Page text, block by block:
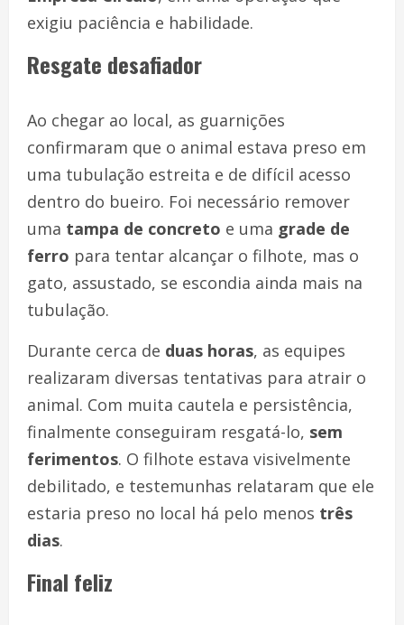
exigiu paciência e habilidade.
Resgate desafiador
Ao chegar ao local, as guarnições
confirmaram que o animal estava preso em
uma tubulação estreita e de difícil acesso
dentro do bueiro. Foi necessário remover
uma tampa de concreto e uma grade de
ferro para tentar alcançar o filhote, mas o
gato, assustado, se escondia ainda mais na
tubulação.
Durante cerca de duas horas, as equipes
realizaram diversas tentativas para atrair o
animal. Com muita cautela e persistência,
finalmente conseguiram resgatá-lo, sem
ferimentos. O filhote estava visivelmente
debilitado, e testemunhas relataram que ele
estaria preso no local há pelo menos três
dias.
Final feliz